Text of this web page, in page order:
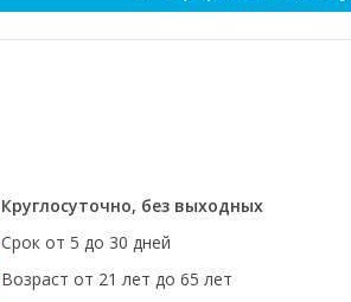
Круглосуточно, без выходных
Срок от 5 до 30 дней
Возраст от 21 лет до 65 лет